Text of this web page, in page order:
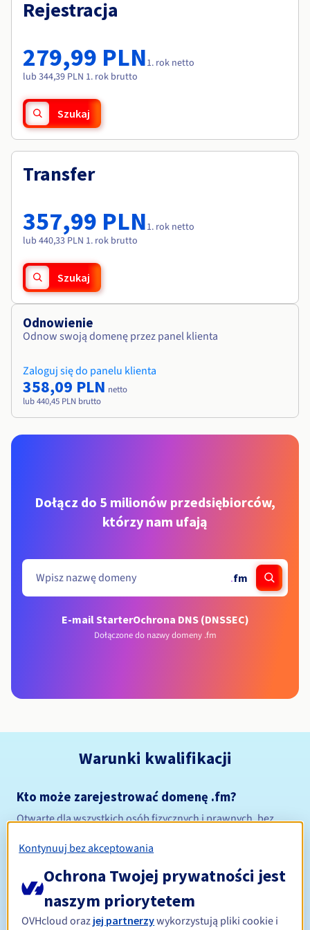
Cennik
Roadmap & Changelog
Monitorowanie
Roadmap & Changelog
Roadmap & Changelog
Roadmap & Changelog
Roadmap & Changelog
Rejestracja
279,99 PLN1. rok netto
lub 344,39 PLN 1. rok brutto
Szukaj
Transfer
357,99 PLN1. rok netto
lub 440,33 PLN 1. rok brutto
Szukaj
Odnowienie
Odnow swoją domenę przez panel klienta
Zaloguj się do panelu klienta
358,09 PLN netto
lub 440,45 PLN brutto
Dołącz do 5 milionów przedsiębiorców,
którzy nam ufają
.fm
E-mail StarterOchrona DNS (DNSSEC)
Dołączone do nazwy domeny .fm
Warunki kwalifikacji
Kto może zarejestrować domenę .fm?
Otwarte dla wszystkich osób fizycznych i prawnych, bez
Okres rejestracji
Kontynuuj bez akceptowania
Ochrona Twojej prywatności jest
naszym priorytetem
OVHcloud oraz jej partnerzywykorzystują pliki cookie i